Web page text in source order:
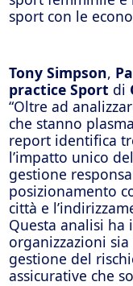
sport con le
Tony Simpson,
practice Sport di
“Oltre ad
che stanno
report identifica
l’impatto unico
gestione
posizionamento
città e
Questa analisi
organizzazioni
gestione del
assicurative che